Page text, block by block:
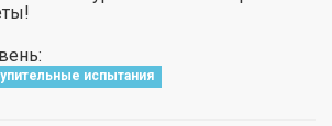
испытания